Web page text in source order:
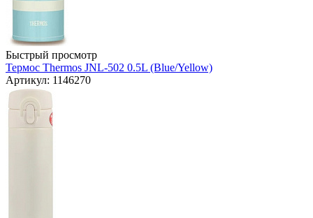
Быстрый просмотр
Термос Thermos JNL-502 0.5L (Blue/Yellow)
Артикул: 1146270